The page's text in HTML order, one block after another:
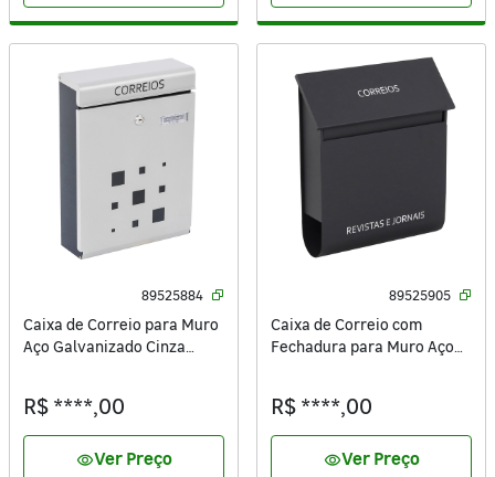
89525884
Caixa de Correio para Muro
Aço Galvanizado Cinza
R$ ****,00
visibilityVer Preço
89525905
Caixa de Correio com
Fechadura para Muro Aço
R$ ****,00
visibilityVer Preço